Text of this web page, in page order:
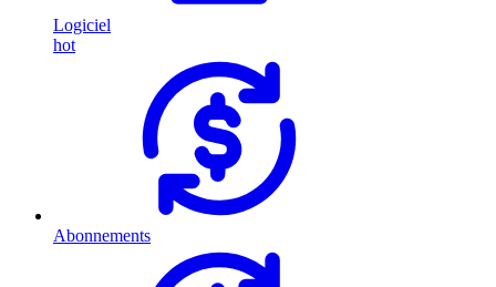
Logiciel
hot
Abonnements